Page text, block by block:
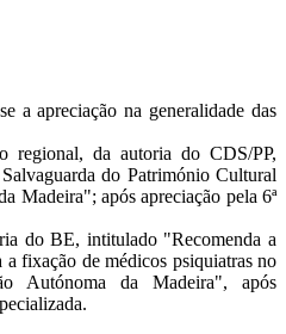
a apreciação na generalidade das
regional, da autoria do CDS/PP,
do Património Cultural
Madeira"; após apreciação pela 6ª
do BE, intitulado "Recomenda a
a fixação de médicos psiquiatras no
Autónoma da Madeira", após